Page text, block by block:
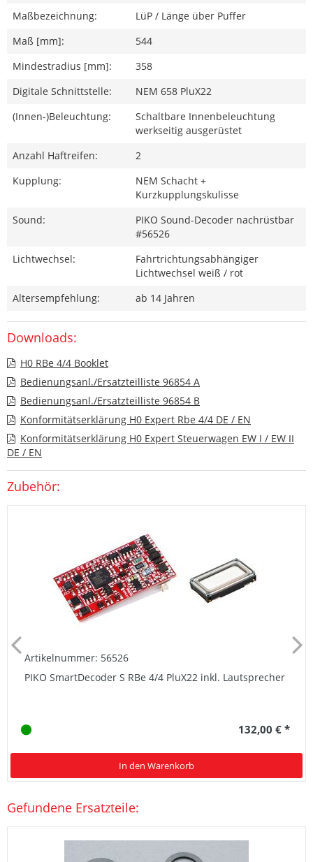
Maßbezeichnung:
LüP / Länge über Puffer
Maß [mm]:
544
Mindestradius [mm]:
358
Digitale Schnittstelle:
NEM 658 PluX22
(Innen-)Beleuchtung:
Schaltbare Innenbeleuchtung
werkseitig ausgerüstet
Anzahl Haftreifen:
2
Kupplung:
NEM Schacht +
Kurzkupplungskulisse
Sound:
PIKO Sound-Decoder nachrüstbar
#56526
Lichtwechsel:
Fahrtrichtungsabhängiger
Lichtwechsel weiß / rot
Altersempfehlung:
ab 14 Jahren
Downloads:
H0 RBe 4/4 Booklet
Bedienungsanl./Ersatzteilliste 96854 A
Bedienungsanl./Ersatzteilliste 96854 B
Konformitätserklärung H0 Expert Rbe 4/4 DE / EN
Konformitätserklärung H0 Expert Steuerwagen EW I / EW II
DE / EN
Zubehör:
Artikelnummer: 56526
PIKO SmartDecoder S RBe 4/4 PluX22 inkl. Lautsprecher
132,00 € *
In den Warenkorb
Gefundene Ersatzteile: